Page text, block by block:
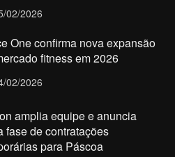
02/2026
One confirma nova expansão
fitness em 2026
02/2026
amplia equipe e anuncia
fase de contratações
para Páscoa